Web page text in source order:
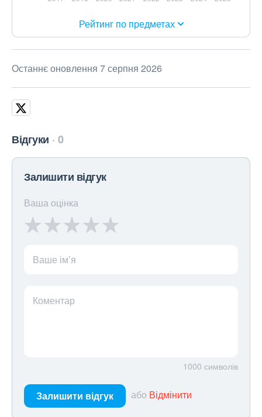
Рейтинг по предметах
Останнє оновлення 7 серпня 2026
Відгуки 0
Залишити відгук
Ваша оцінка
Ваше ім’я
Коментар
1000 символів
Залишити відгук або Відмінити